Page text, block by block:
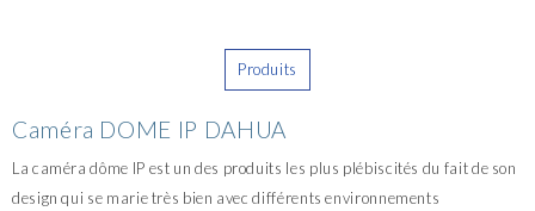
Produits
Caméra DOME IP DAHUA
La caméra dôme IP est un des produits les plus plébiscités du fait de son
design qui se marie très bien avec différents environnements